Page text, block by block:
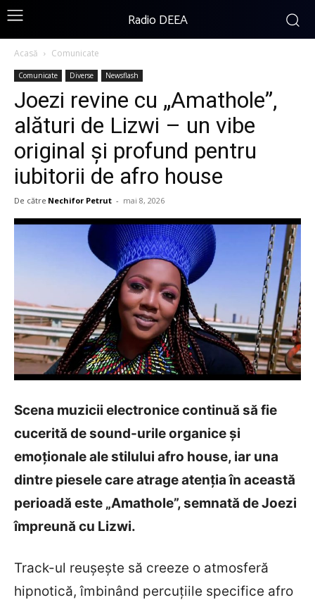
Radio DEEA
Acasă Comunicate
Comunicate Diverse Newsflash
Joezi revine cu „Amathole”,
alături de Lizwi – un vibe
original și profund pentru
iubitorii de afro house
De către Nechifor Petrut - mai 8, 2026
Scena muzicii electronice continuă să fie
cucerită de sound-urile organice și
emoționale ale stilului afro house, iar una
dintre piesele care atrage atenția în această
perioadă este „Amathole”, semnată deJoezi
împreună cu Lizwi.
Track-ul reușește să creeze o atmosferă
hipnotică, îmbinând percuțiile specifice afro